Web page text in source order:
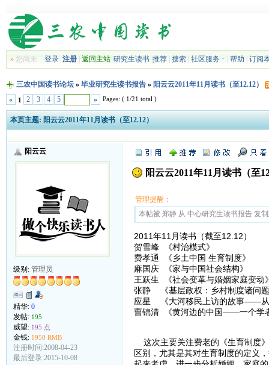
»您尚未 登录 注册| 返回主站| 研究生读书| 推荐| 搜索| 社区服务 帮助 订阅
三农中国读书论坛» 毕业研究生读书报告» 阳云云2011年11月读书（至12.12）
«
1 2 3 4 5 » Pages: ( 1/21 total )
本页主题: 阳云云2011年11月读书（至12.12）
阳云云
级别: 管理员
精华: 0
发帖: 195
威望: 195 点
金钱: 1950 RMB
注册时间:2008-04-23
最后登录:2015-10-08
阳云云2011年11月读书（至
管理提醒：
本帖被 郑静 从 中心研究生读书报告 复
2011年11月读书（截至12.12）
贺雪峰 《村治模式》
费孝通 《乡土中国 生育制度》
麻国庆 《家与中国社会结构》
王跃生 《社会变革与婚姻家庭变动
张静 《基层政权：乡村制度诸问
应星 《大河移民上访的故事——从“
曹锦清 《黄河边的中国——一个学
这次主要关注费老的《生育制度
区别，尤其是其对生育制度的定义